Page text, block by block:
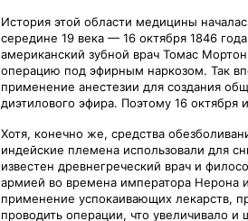
История этой области медицины
середине 19 века — 16 октября 1846 года
американский зубной врач Томас
операцию под эфирным наркозом. Так
применение анестезии для создания
диэтилового эфира. Поэтому 16
Хотя, конечно же, средства
индейские племена использовали для
известен древнегреческий врач и
армией во времена императора Нерона
применение успокаивающих лекарств,
проводить операции, что увеличивало